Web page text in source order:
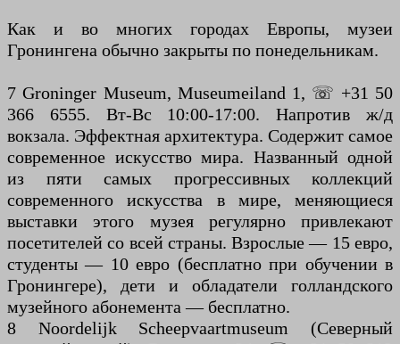
Как и во многих городах Европы, музеи
Гронингена обычно закрыты по понедельникам.
7 Groninger Museum, Museumeiland 1, ☏ +31 50
366 6555. Вт-Вс 10:00-17:00. Напротив ж/д
вокзала. Эффектная архитектура. Содержит самое
современное искусство мира. Названный одной
из пяти самых прогрессивных коллекций
современного искусства в мире, меняющиеся
выставки этого музея регулярно привлекают
посетителей со всей страны. Взрослые — 15 евро,
студенты — 10 евро (бесплатно при обучении в
Гронингере), дети и обладатели голландского
музейного абонемента — бесплатно.
8 Noordelijk Scheepvaartmuseum (Северный